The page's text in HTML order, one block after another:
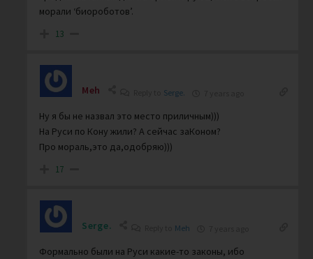
морали ‘биороботов’.
13
Meh Serge.
Ну я бы не назвал это место приличным)))
На Руси по Кону жили? А сейчас заКоном?
Про мораль,это да,одобряю)))
17
Serge. Meh
Формально были на Руси какие-то законы, ибо